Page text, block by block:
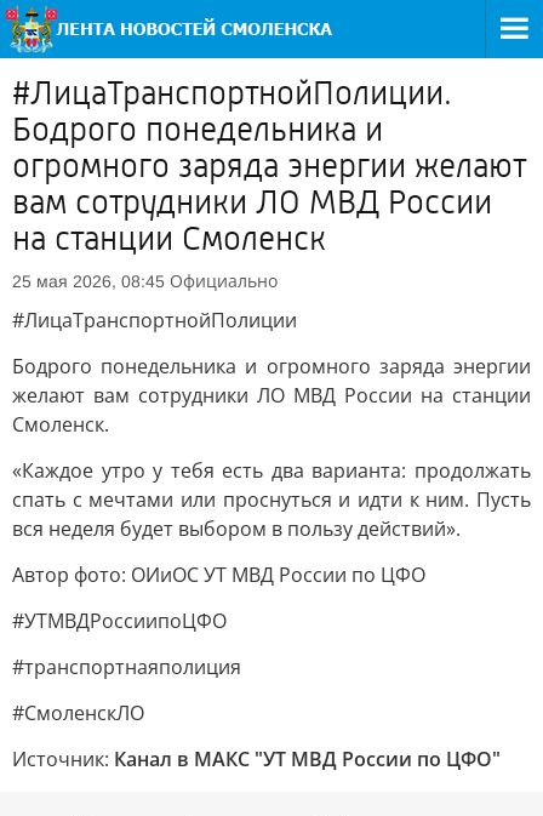
#ЛицаТранспортнойПолиции.
Бодрого понедельника и
огромного заряда энергии желают
вам сотрудники ЛО МВД России
на станции Смоленск
25 мая 2026, 08:45 Официально
#ЛицаТранспортнойПолиции
Бодрого понедельника и огромного заряда энергии
желают вам сотрудники ЛО МВД России на станции
Смоленск.
«Каждое утро у тебя есть два варианта: продолжать
спать с мечтами или проснуться и идти к ним. Пусть
вся неделя будет выбором в пользу действий».
Автор фото: ОИиОС УТ МВД России по ЦФО
#УТМВДРоссиипоЦФО
#транспортнаяполиция
#СмоленскЛО
Источник: Канал в МАКС "УТ МВД России по ЦФО"